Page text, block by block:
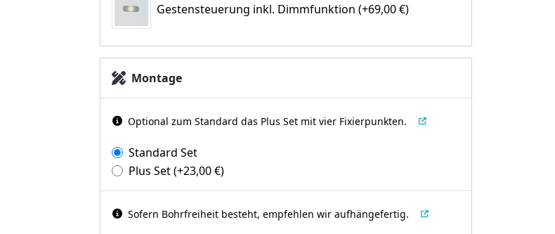
Gestensteuerung inkl. Dimmfunktion (+69,00 €)
Montage
Optional zum Standard das Plus Set mit vier Fixierpunkten.
Standard Set
Plus Set(+23,00€)
Sofern Bohrfreiheit besteht, empfehlen wir aufhängefertig.